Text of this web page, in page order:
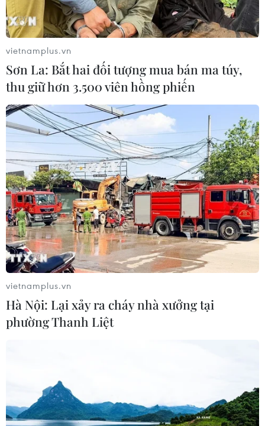
Năm 2023, cú bắt tay giữa VIB và American
Express để ra mắt dòng thẻ trắng Super Card -
cho phép người dùng tự chọn tính năng - đã tạo
dấu ấn trên thị trường khi lần đầu tiên một
ngân hàng Việt Nam hợp tác với American
Express để mang đến một sản phẩm mang tính
cách mạng, đề cao tính cá nhân hóa lên mức độ
cao nhất.
Bà Tường Nguyễn, Phó Tổng giám đốc VIB chia
sẻ: “Chúng tôi coi cột mốc 1 triệu thẻ tín dụng là
nhân hóa và hệ sinh thái ưu đãi để nâng cao trải
nghiệm người dùng. Với niềm tin của khách
hàng và sự hỗ trợ của các đối tác quốc tế, VIB
vietnamplus.vn
Sơn La: Bắt hai đối tượng mua bán ma túy,
thu giữ hơn 3.500 viên hồng phiến
vietnamplus.vn
Hà Nội: Lại xảy ra cháy nhà xưởng tại
phường Thanh Liệt